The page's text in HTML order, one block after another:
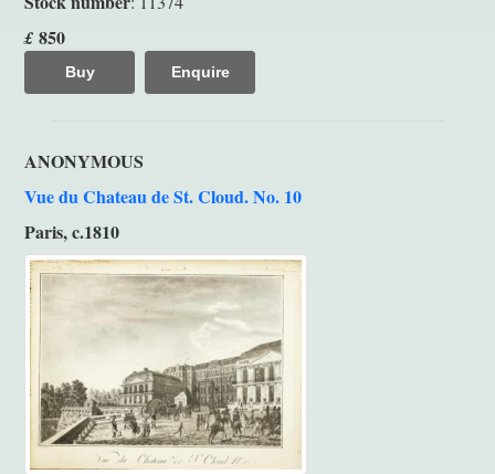
£ 850
Buy Enquire
ANONYMOUS
Vue du Chateau de St. Cloud. No. 10
Paris, c.1810